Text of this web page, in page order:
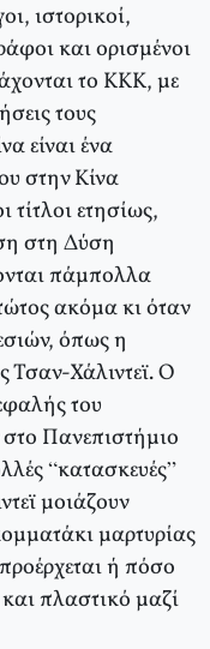
ιστορικοί,
και ορισμένοι
το ΚΚΚ, με
τους
είναι ένα
στην Κίνα
ετησίως,
στη Δύση
πάμπολλα
ακόμα κι όταν
όπως η
Τσαν-Χάλιντεϊ. Ο
του
Πανεπιστήμιο
“κατασκευές”
μοιάζουν
μαρτυρίας
ή πόσο
και πλαστικό μαζί